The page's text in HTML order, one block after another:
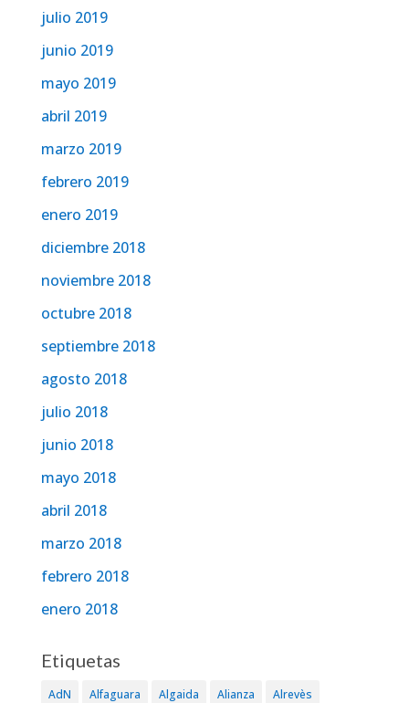
julio 2019
junio 2019
mayo 2019
abril 2019
marzo 2019
febrero 2019
enero 2019
diciembre 2018
noviembre 2018
octubre 2018
septiembre 2018
agosto 2018
julio 2018
junio 2018
mayo 2018
abril 2018
marzo 2018
febrero 2018
enero 2018
Etiquetas
AdN Alfaguara Algaida Alianza Alrevès